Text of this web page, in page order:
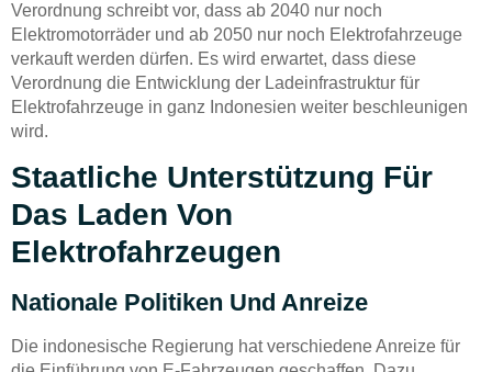
Verordnung schreibt vor, dass ab 2040 nur noch
Elektromotorräder und ab 2050 nur noch Elektrofahrzeuge
verkauft werden dürfen. Es wird erwartet, dass diese
Verordnung die Entwicklung der Ladeinfrastruktur für
Elektrofahrzeuge in ganz Indonesien weiter beschleunigen
wird.
Staatliche Unterstützung Für
Das Laden Von
Elektrofahrzeugen
Nationale Politiken Und Anreize
Die indonesische Regierung hat verschiedene Anreize für